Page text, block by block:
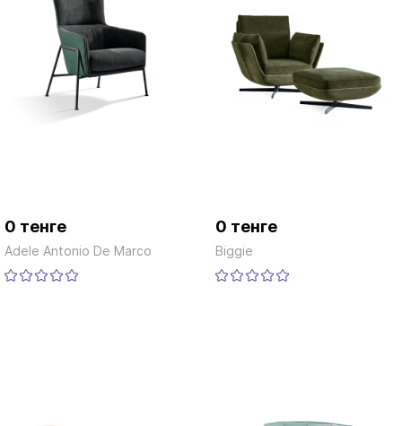
0 тенге
Adele Antonio De Marco
0 тенге
Biggie